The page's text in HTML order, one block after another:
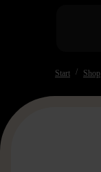
Start Shop